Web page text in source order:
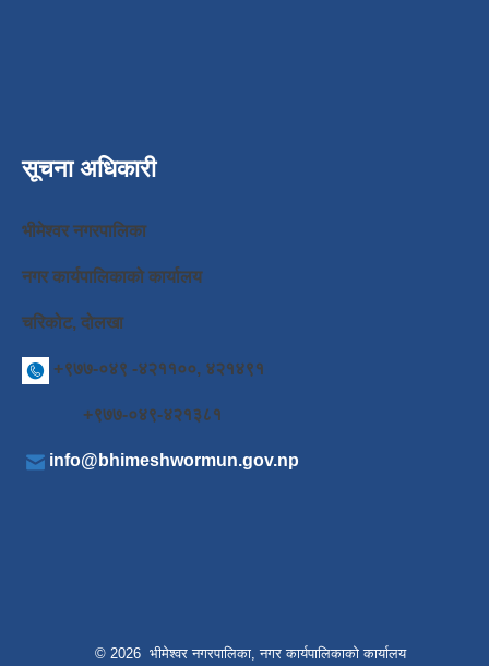
सूचना अधिकारी
भीमेश्वर नगरपालिका
नगर कार्यपालिकाको कार्यालय
चरिकोट, दोलखा
+९७७-०४९ -४२११००, ४२१४९१
+९७७-०४९-४२१३८१
info@bhimeshwormun.gov.np
© 2026 भीमेश्वर नगरपालिका, नगर कार्यपालिकाको कार्यालय